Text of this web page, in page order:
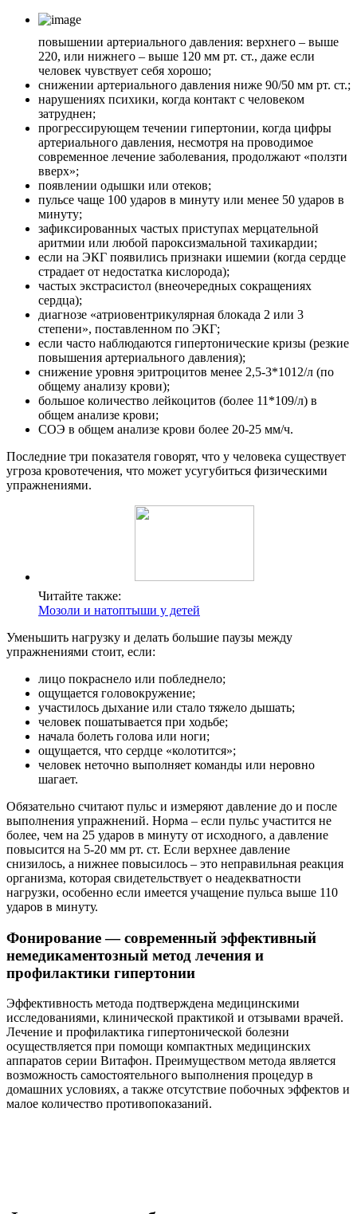
повышении артериального давления: верхнего – выше
220, или нижнего – выше 120 мм рт. ст., даже если
человек чувствует себя хорошо;
снижении артериального давления ниже 90/50 мм рт. ст.;
нарушениях психики, когда контакт с человеком
затруднен;
прогрессирующем течении гипертонии, когда цифры
артериального давления, несмотря на проводимое
современное лечение заболевания, продолжают «ползти
вверх»;
появлении одышки или отеков;
пульсе чаще 100 ударов в минуту или менее 50 ударов в
минуту;
зафиксированных частых приступах мерцательной
аритмии или любой пароксизмальной тахикардии;
если на ЭКГ появились признаки ишемии (когда сердце
страдает от недостатка кислорода);
частых экстрасистол (внеочередных сокращениях
сердца);
диагнозе «атриовентрикулярная блокада 2 или 3
степени», поставленном по ЭКГ;
если часто наблюдаются гипертонические кризы (резкие
повышения артериального давления);
снижение уровня эритроцитов менее 2,5-3*1012/л (по
общему анализу крови);
большое количество лейкоцитов (более 11*109/л) в
общем анализе крови;
СОЭ в общем анализе крови более 20-25 мм/ч.
Последние три показателя говорят, что у человека существует
угроза кровотечения, что может усугубиться физическими
упражнениями.
Читайте также:
Мозоли и натоптыши у детей
Уменьшить нагрузку и делать большие паузы между
упражнениями стоит, если:
лицо покраснело или побледнело;
ощущается головокружение;
участилось дыхание или стало тяжело дышать;
человек пошатывается при ходьбе;
начала болеть голова или ноги;
ощущается, что сердце «колотится»;
человек неточно выполняет команды или неровно
шагает.
Обязательно считают пульс и измеряют давление до и после
выполнения упражнений. Норма – если пульс участится не
более, чем на 25 ударов в минуту от исходного, а давление
повысится на 5-20 мм рт. ст. Если верхнее давление
снизилось, а нижнее повысилось – это неправильная реакция
организма, которая свидетельствует о неадекватности
нагрузки, особенно если имеется учащение пульса выше 110
ударов в минуту.
Фонирование — современный эффективный
немедикаментозный метод лечения и
профилактики гипертонии
Эффективность метода подтверждена медицинскими
исследованиями, клинической практикой и отзывами врачей.
Лечение и профилактика гипертонической болезни
осуществляется при помощи компактных медицинских
аппаратов серии Витафон. Преимуществом метода является
возможность самостоятельного выполнения процедур в
домашних условиях, а также отсутствие побочных эффектов и
малое количество противопоказаний.